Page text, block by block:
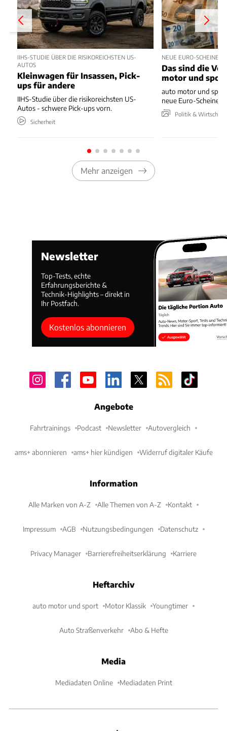
IIHS-STUDIE ÜBER DIE RISIKOREICHSTEN US-
AUTOS
Kleinwagen für Insassen, Pick-
ups für andere
IIHS-Studie über die risikoreichsten US-
Autos - schwere Pick-ups vorn.
Sicherheit
NEUE EURO-SCHEINE
Das sind die
motor und sport
auto motor und
neue Euro-Scheine
Politik & Wirtschaft
Mehr anzeigen
Newsletter
Top-Tests, echte
Erfahrungsberichte &
Technik-Highlights – direkt in
Ihr Postfach.
Kostenlos abonnieren
Angebote
Fahrtrainings Podcast Newsletter Autovergleich
ams+ abonnieren ams+ hier kündigen Widerruf digitaler Käufe
Information
Alle Marken von A-Z Alle Themen von A-Z Kontakt
Impressum AGB Nutzungsbedingungen Datenschutz
Privacy Manager Barrierefreiheitserklärung Karriere
Heftarchiv
auto motor und sport Motor Klassik Youngtimer
Auto Straßenverkehr Abo & Hefte
Media
Mediadaten Online Mediadaten Print